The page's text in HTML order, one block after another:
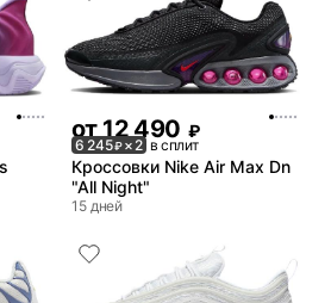
от12 490 ₽
6 245₽× 2 в сплит
Кроссовки Nike Air Max Dn
"All Night"
15 дней